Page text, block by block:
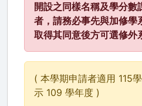
開設之同樣名稱及學分數
者，請務必事先與加修學
取得其同意後方可選修外
( 本學期申請者適用 115
示 109 學年度 )